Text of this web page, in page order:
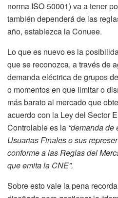
norma ISO-50001) va a tener
también dependerá de las
año, establezca la Conuee.
Lo que es nuevo es la
que se reconozca, a través de
demanda eléctrica de grupos
o momentos en que limitar o
más barato al mercado que
acuerdo con la Ley del Sector
Controlable es la “demanda
Usuarias Finales o sus
conforme a las Reglas del
que emita la CNE”.
Sobre esto vale la pena